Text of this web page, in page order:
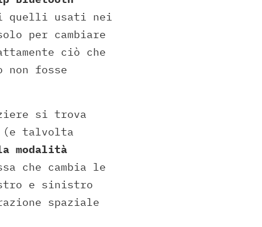
usati nei
per cambiare
ciò che
non fosse
si trova
(e talvolta
modalità
che cambia le
e sinistro
spaziale